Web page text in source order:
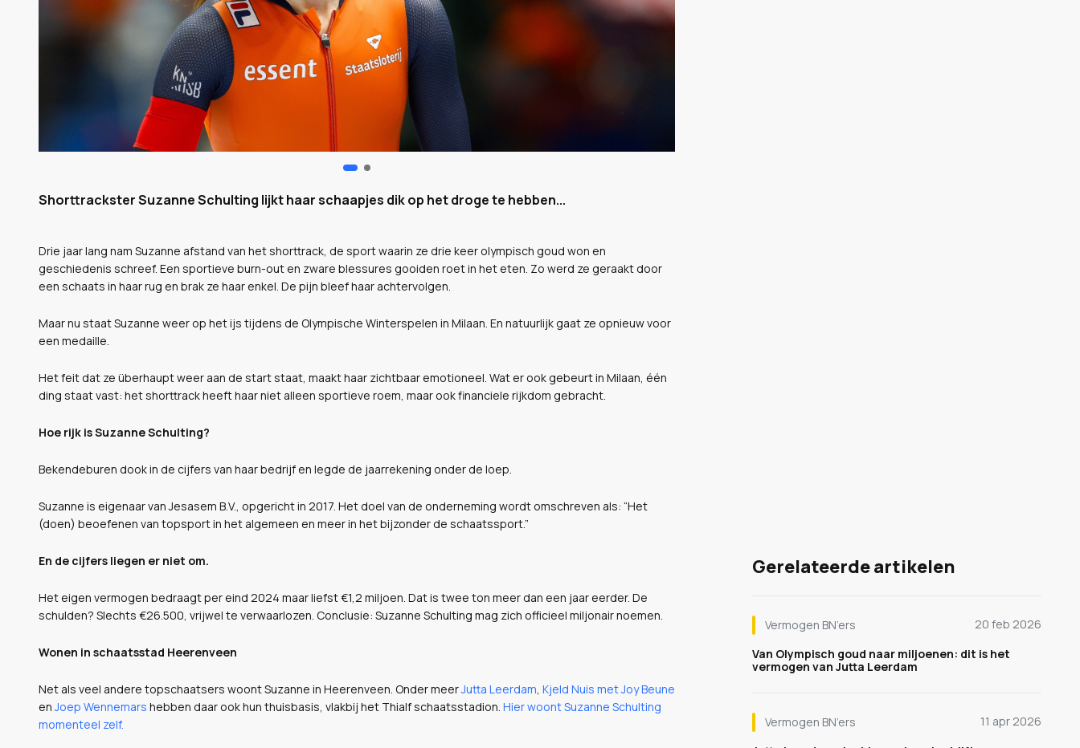
Shorttrackster Suzanne Schulting lijkt haar schaapjes dik op het droge te hebben...
Drie jaar lang nam Suzanne afstand van het shorttrack, de sport waarin ze drie keer olympisch goud won en
geschiedenis schreef. Een sportieve burn-out en zware blessures gooiden roet in het eten. Zo werd ze geraakt door
een schaats in haar rug en brak ze haar enkel. De pijn bleef haar achtervolgen.
Maar nu staat Suzanne weer op het ijs tijdens de Olympische Winterspelen in Milaan. En natuurlijk gaat ze opnieuw voor
een medaille.
Het feit dat ze überhaupt weer aan de start staat, maakt haar zichtbaar emotioneel. Wat er ook gebeurt in Milaan, één
ding staat vast: het shorttrack heeft haar niet alleen sportieve roem, maar ook financiele rijkdom gebracht.
Hoe rijk is Suzanne Schulting?
Bekendeburen dook in de cijfers van haar bedrijf en legde de jaarrekening onder de loep.
Suzanne is eigenaar van Jesasem B.V., opgericht in 2017. Het doel van de onderneming wordt omschreven als: “Het
(doen) beoefenen van topsport in het algemeen en meer in het bijzonder de schaatssport.”
En de cijfers liegen er niet om.
Het eigen vermogen bedraagt per eind 2024 maar liefst €1,2 miljoen. Dat is twee ton meer dan een jaar eerder. De
schulden? Slechts €26.500, vrijwel te verwaarlozen. Conclusie: Suzanne Schulting mag zich officieel miljonair noemen.
Wonen in schaatsstad Heerenveen
Net als veel andere topschaatsers woont Suzanne in Heerenveen. Onder meerJutta Leerdam Kjeld Nuis met Joy Beune
enJoep Wennemars hebben daar ook hun thuisbasis, vlakbij het Thialf schaatsstadion. Hier woont Suzanne Schulting
momenteel zelf.
Gerelateerde artikelen
Vermogen BN’ers
20 feb 2026
Van Olympisch goud naar miljoenen: dit is het
vermogen van Jutta Leerdam
Vermogen BN’ers
11 apr 2026